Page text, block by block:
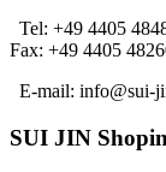
Tel: +49 4405
Fax: +49 4405
E-mail: info@sui-
SUI JIN